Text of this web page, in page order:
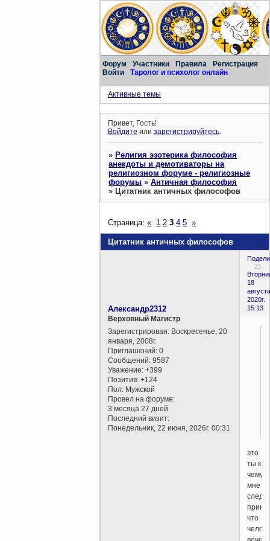
Форум Участники Правила
Регистрация
Войти
Таролог и психолог онлайн
Активные темы
Привет, Гость!
Войдите илизарегистрируйтесь.
»Религия эзотерика философия
анекдоты и демотиваторы на
религиозном форуме - религиозные
форумы »Античная философия
»Цитатник античных философов
Цитатник античных философов
Страница:« 1 2 3 4 5 »
21
18
2020г.
15:13
Александр2312
Верховный Магистр
Зарегистрирован: Воскресенье, 20
января, 2008г.
Приглашений: 0
Сообщений: 9587
Уважение: +399
Позитив: +124
Пол: Мужской
Провел на форуме:
3 месяца 27 дней
Последний визит:
Понедельник, 22 июня, 2026г. 00:31
это
ты к
чему?
мне
что